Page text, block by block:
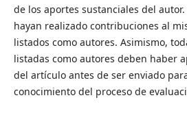
de los aportes sustanciales del
hayan realizado contribuciones al
listados como autores. Asimismo,
listadas como autores deben haber
del artículo antes de ser enviado
conocimiento del proceso de